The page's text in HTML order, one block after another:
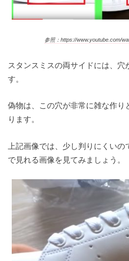
参照：https://www.youtube.com/
スタンスミスの両サイドには、穴
す。
偽物は、この穴が非常に雑な作り
ります。
上記画像では、少し判りにくい
で見れる画像を見てみましょう。